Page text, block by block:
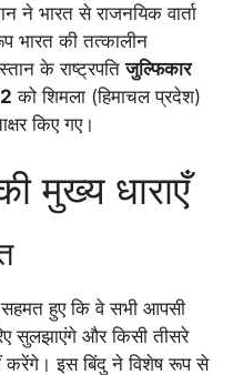
ने भारत से राजनयिक वार्ता
भारत की तत्कालीन
के राष्ट्रपतिजुल्फिकार
को शिमला (हिमाचल प्रदेश)
किए गए।
मुख्य धाराएँ
सहमत हुए कि वे सभी आपसी
सुलझाएंगे और किसी तीसरे
करेंगे। इस बिंदु ने विशेष रूप से